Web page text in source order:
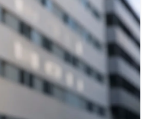
być traktowane jako sygnał
poświęcić czas na
mogą ukazać zarówno mocne,
sprzątającej.